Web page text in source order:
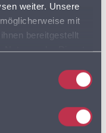
weiter. Unsere
mit
bereitgestellt
weiterhin nutzen.
bis